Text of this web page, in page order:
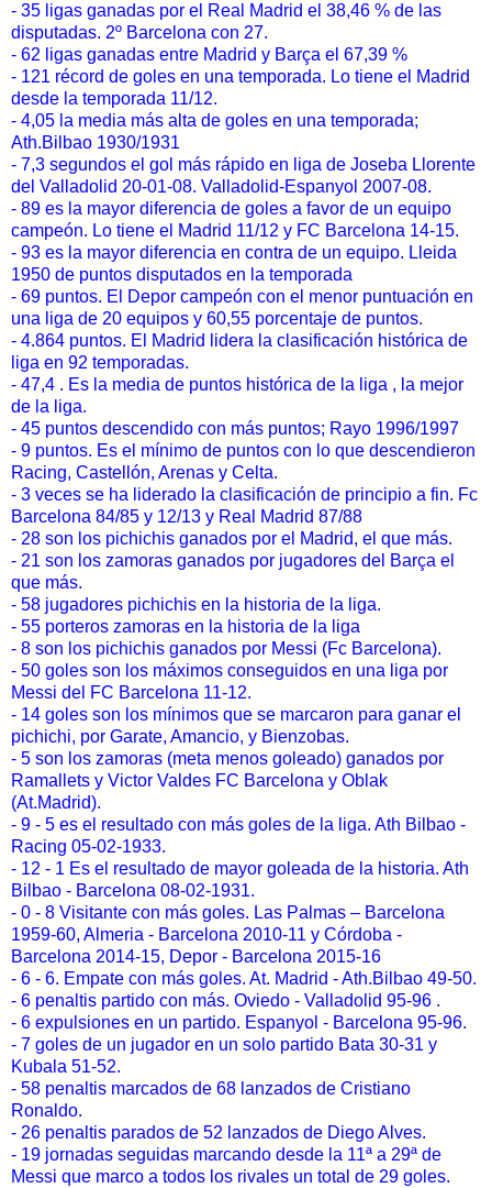
- 35 ligas ganadas por el Real Madrid el 38,46 % de las
disputadas. 2º Barcelona con 27.
- 62 ligas ganadas entre Madrid y Barça el 67,39 %
- 121 récord de goles en una temporada. Lo tiene el Madrid
desde la temporada 11/12.
- 4,05 la media más alta de goles en una temporada;
Ath.Bilbao 1930/1931
- 7,3 segundos el gol más rápido en liga de Joseba Llorente
del Valladolid 20-01-08. Valladolid-Espanyol 2007-08.
- 89 es la mayor diferencia de goles a favor de un equipo
campeón. Lo tiene el Madrid 11/12 y FC Barcelona 14-15.
- 93 es la mayor diferencia en contra de un equipo. Lleida
1950 de puntos disputados en la temporada
- 69 puntos. El Depor campeón con el menor puntuación en
una liga de 20 equipos y 60,55 porcentaje de puntos.
- 4.864 puntos. El Madrid lidera la clasificación histórica de
liga en 92 temporadas.
- 47,4 . Es la media de puntos histórica de la liga , la mejor
de la liga.
- 45 puntos descendido con más puntos; Rayo 1996/1997
- 9 puntos. Es el mínimo de puntos con lo que descendieron
Racing, Castellón, Arenas y Celta.
- 3 veces se ha liderado la clasificación de principio a fin. Fc
Barcelona 84/85 y 12/13 y Real Madrid 87/88
- 28 son los pichichis ganados por el Madrid, el que más.
- 21 son los zamoras ganados por jugadores del Barça el
que más.
- 58 jugadores pichichis en la historia de la liga.
- 55 porteros zamoras en la historia de la liga
- 8 son los pichichis ganados por Messi (Fc Barcelona).
- 50 goles son los máximos conseguidos en una liga por
Messi del FC Barcelona 11-12.
- 14 goles son los mínimos que se marcaron para ganar el
pichichi, por Garate, Amancio, y Bienzobas.
- 5 son los zamoras (meta menos goleado) ganados por
Ramallets y Victor Valdes FC Barcelona y Oblak
(At.Madrid).
- 9 - 5 es el resultado con más goles de la liga. Ath Bilbao -
Racing 05-02-1933.
- 12 - 1 Es el resultado de mayor goleada de la historia. Ath
Bilbao - Barcelona 08-02-1931.
- 0 - 8 Visitante con más goles. Las Palmas – Barcelona
1959-60, Almeria - Barcelona 2010-11 y Córdoba -
Barcelona 2014-15, Depor - Barcelona 2015-16
- 6 - 6. Empate con más goles. At. Madrid - Ath.Bilbao 49-50.
- 6 penaltis partido con más. Oviedo - Valladolid 95-96 .
- 6 expulsiones en un partido. Espanyol - Barcelona 95-96.
- 7 goles de un jugador en un solo partido Bata 30-31 y
Kubala 51-52.
- 58 penaltis marcados de 68 lanzados de Cristiano
Ronaldo.
- 26 penaltis parados de 52 lanzados de Diego Alves.
- 19 jornadas seguidas marcando desde la 11ª a 29ª de
Messi que marco a todos los rivales un total de 29 goles.